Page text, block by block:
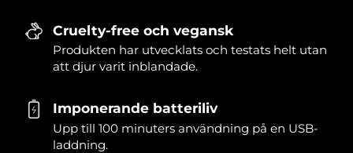
Cruelty-free och vegansk
Produkten har utvecklats och testats helt utan
att djur varit inblandade.
Imponerande batteriliv
Upp till 100 minuters användning på en USB-
laddning.